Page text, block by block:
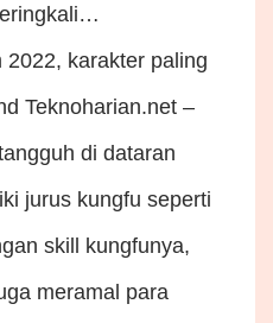
2022, karakter paling
Teknoharian.net –
di dataran
jurus kungfu seperti
skill kungfunya,
meramal para